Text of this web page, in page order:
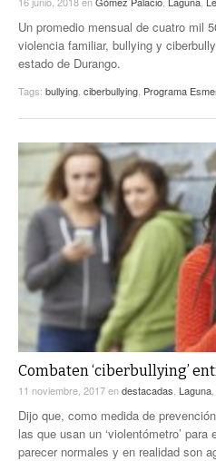
Un promedio mensual de cuatro mil
violencia familiar, bullying y
estado de Durango.
Tags: bullying, ciberbullying, Programa
Combaten ‘ciberbullying’
11 noviembre, 2017endestacadas Laguna
Dijo que, como medida de
las que usan un ‘violentómetro’
parecer normales y en realidad son